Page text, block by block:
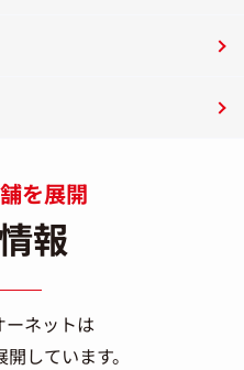
を展開
報
ーネットは
しています。